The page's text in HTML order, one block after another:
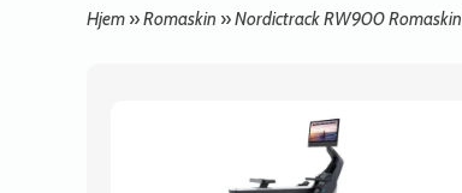
Hjem »Romaskin »Nordictrack RW900 Romaskin